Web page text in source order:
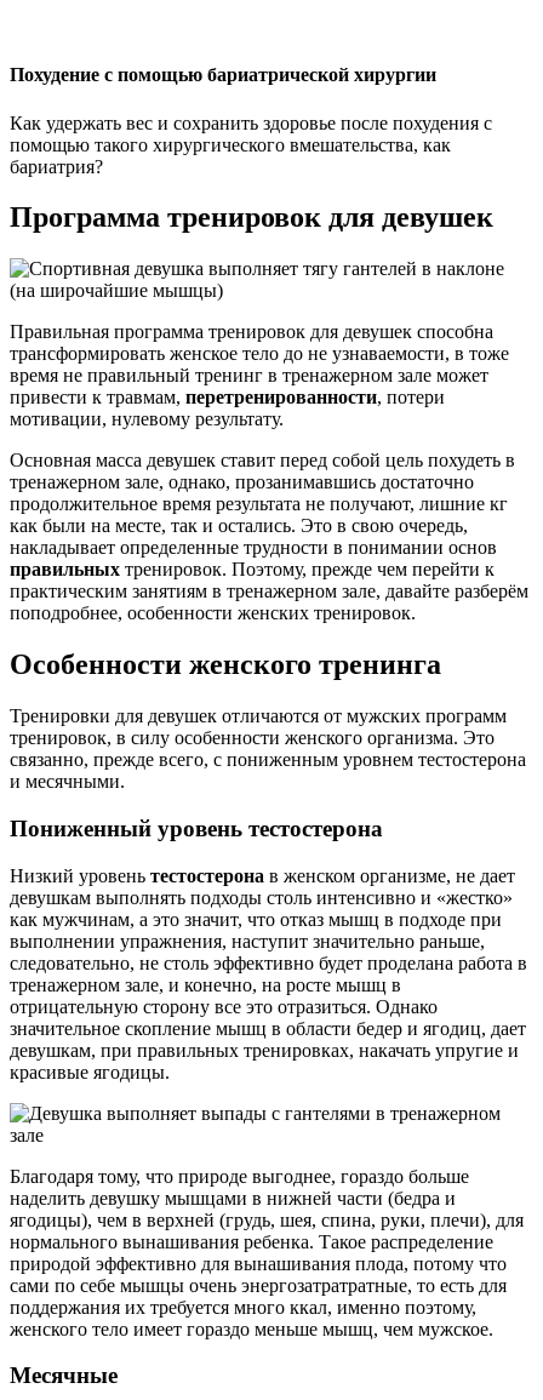
Похудение с помощью бариатрической хирургии
Как удержать вес и сохранить здоровье после похудения с
помощью такого хирургического вмешательства, как
бариатрия?
Программа тренировок для девушек
Правильная программа тренировок для девушек способна
трансформировать женское тело до не узнаваемости, в тоже
время не правильный тренинг в тренажерном зале может
привести к травмам, перетренированности, потери
мотивации, нулевому результату.
Основная масса девушек ставит перед собой цель похудеть в
тренажерном зале, однако, прозанимавшись достаточно
продолжительное время результата не получают, лишние кг
как были на месте, так и остались. Это в свою очередь,
накладывает определенные трудности в понимании основ
правильных тренировок. Поэтому, прежде чем перейти к
практическим занятиям в тренажерном зале, давайте разберём
поподробнее, особенности женских тренировок.
Особенности женского тренинга
Тренировки для девушек отличаются от мужских программ
тренировок, в силу особенности женского организма. Это
связанно, прежде всего, с пониженным уровнем тестостерона
и месячными.
Пониженный уровень тестостерона
Низкий уровень тестостерона в женском организме, не дает
девушкам выполнять подходы столь интенсивно и «жестко»
как мужчинам, а это значит, что отказ мышц в подходе при
выполнении упражнения, наступит значительно раньше,
следовательно, не столь эффективно будет проделана работа в
тренажерном зале, и конечно, на росте мышц в
отрицательную сторону все это отразиться. Однако
значительное скопление мышц в области бедер и ягодиц, дает
девушкам, при правильных тренировках, накачать упругие и
красивые ягодицы.
Благодаря тому, что природе выгоднее, гораздо больше
наделить девушку мышцами в нижней части (бедра и
ягодицы), чем в верхней (грудь, шея, спина, руки, плечи), для
нормального вынашивания ребенка. Такое распределение
природой эффективно для вынашивания плода, потому что
сами по себе мышцы очень энергозатратратные, то есть для
поддержания их требуется много ккал, именно поэтому,
женского тело имеет гораздо меньше мышц, чем мужское.
Месячные